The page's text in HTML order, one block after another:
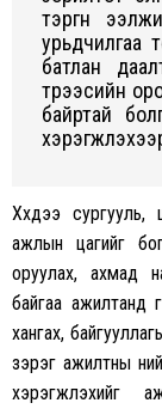
тэргүүн
урьдчилгаа
батлан
түрээсийн
байртай
Хүүхдээ
ажлын цагийг
оруулах, ахмад
байгаа ажилтанд
хангах,
зэрэг ажилтны